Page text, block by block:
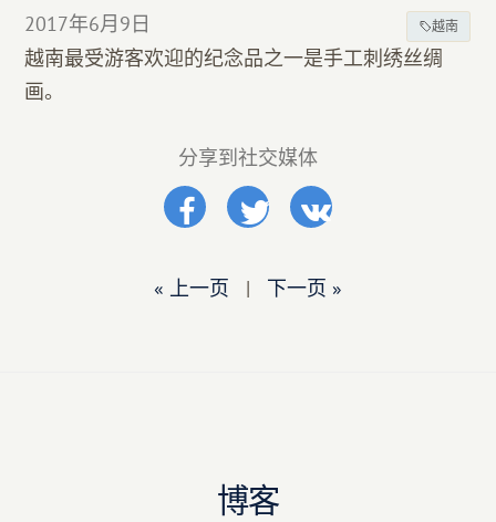
合作伙伴
Благотворительность
2017年6月9日 越南
越南最受游客欢迎的纪念品之一是手工刺绣丝绸
画。
分享到社交媒体
« 上一页 | 下一页 »
博客